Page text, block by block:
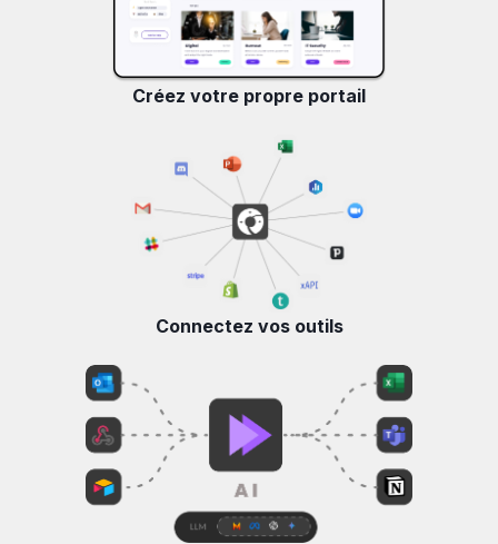
Créez votre propre portail
Connectez vos outils